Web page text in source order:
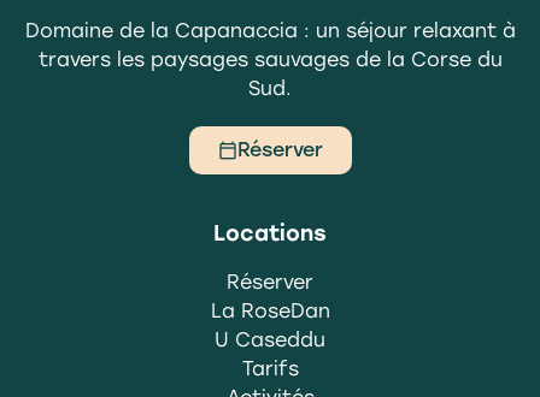
Domaine de la Capanaccia : un séjour relaxant à
travers les paysages sauvages de la Corse du
Sud.
Réserver
Locations
Réserver
La RoseDan
U Caseddu
Tarifs